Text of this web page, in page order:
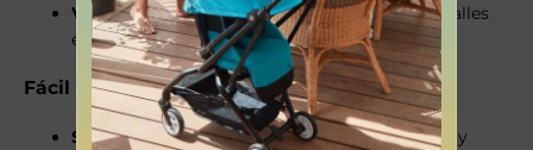
Versión LUX: con tejidos de hilo reciclado, detalles
en polipiel y acabado 3D en forma de estrella.
Fácil instalación y transporte
Sistema ISOFIX: garantiza una fijación segura y